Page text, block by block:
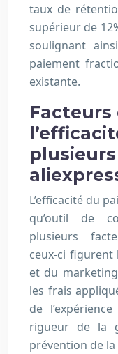
taux de
supérieur de
soulignant
paiement
existante.
L’efficacité du
qu’outil de
plusieurs
ceux-ci
et du
les frais
de
rigueur de la
prévention de